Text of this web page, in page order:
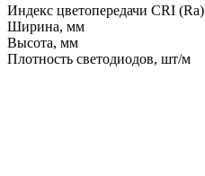
Индекс цветопередачи CRI (Ra)
Ширина, мм
Высота, мм
Плотность светодиодов, шт/м